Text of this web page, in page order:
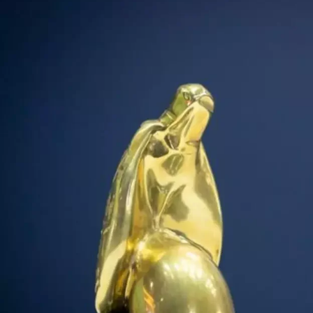
“(…) quatro meses após a nossa chegada a esse país,
escolhemos entre os quarenta ou cinquenta escravos
comprados aos selvagens e empregados nos trabalhos
do forte dez meninos que foram enviados para a França
ao rei Henrique II, então reinante”.
Dentre as curiosidades recolhidas por Léry sobre o
tratamento dado pelos indígenas aos prisioneiros de